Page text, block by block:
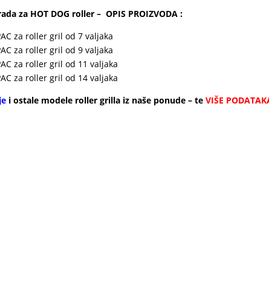
za HOT DOG roller – OPIS PROIZVODA :
za roller gril od 7 valjaka
za roller gril od 9 valjaka
za roller gril od 11 valjaka
za roller gril od 14 valjaka
i ostale modele roller grilla iz naše ponude – teVIŠE